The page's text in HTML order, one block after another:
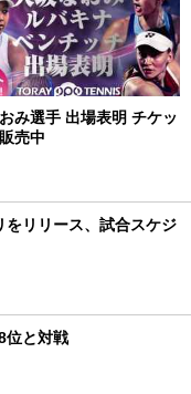
み選手 出場表明 チケッ
売中
をリリース、試合スケジ
位と対戦